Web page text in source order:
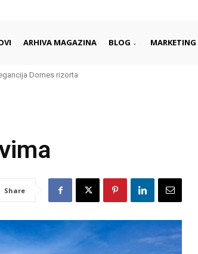
ARHIVA MAGAZINA BLOG MARKETING
Domes rizorta
Share